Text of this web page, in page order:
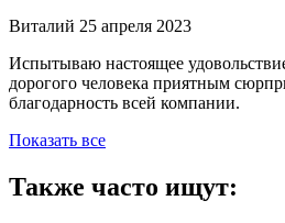
Виталий 25 апреля 2023
Испытываю настоящее
дорогого человека приятным
благодарность всей компании.
Показать все
Также часто ищут: